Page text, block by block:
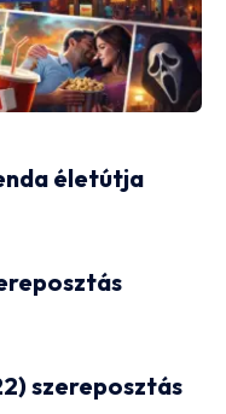
életútja
szereposztás